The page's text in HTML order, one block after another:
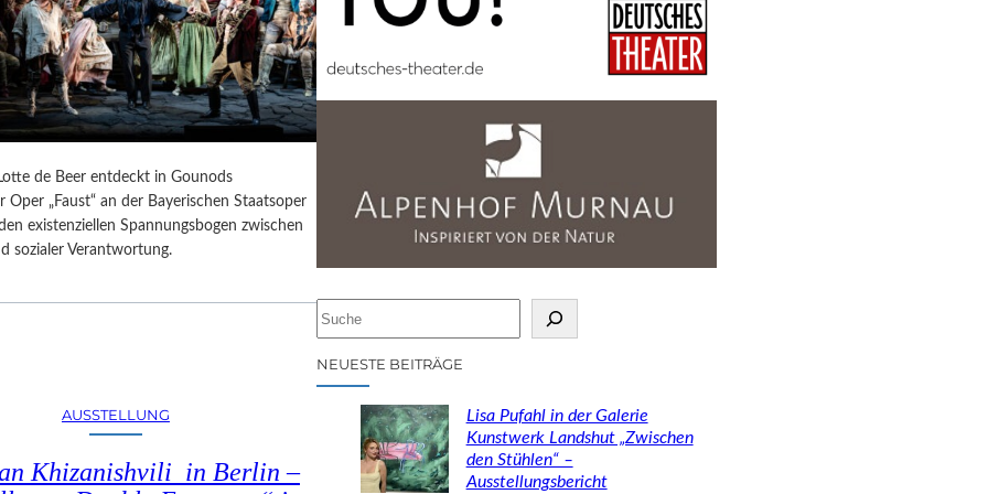
de Beer entdeckt in Gounods
Oper „Faust“ an der Bayerischen Staatsoper
existenziellen Spannungsbogen zwischen
sozialer Verantwortung.
AUSSTELLUNG
Khizanishvili in Berlin –
S
u
c
h
NEUESTE BEITRÄGE
Lisa Pufahl in der Galerie
Kunstwerk Landshut „Zwischen
den Stühlen“ –
Ausstellungsbericht